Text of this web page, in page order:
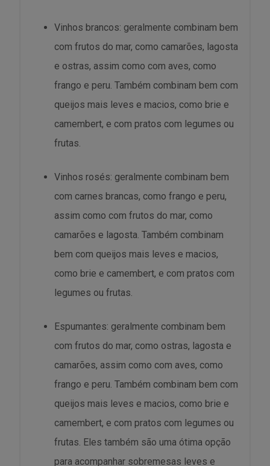
Vinhos brancos: geralmente combinam bem
com frutos do mar, como camarões, lagosta
e ostras, assim como com aves, como
frango e peru. Também combinam bem com
queijos mais leves e macios, como brie e
camembert, e com pratos com legumes ou
frutas.
Vinhos rosés: geralmente combinam bem
com carnes brancas, como frango e peru,
assim como com frutos do mar, como
camarões e lagosta. Também combinam
bem com queijos mais leves e macios,
como brie e camembert, e com pratos com
legumes ou frutas.
Espumantes: geralmente combinam bem
com frutos do mar, como ostras, lagosta e
camarões, assim como com aves, como
frango e peru. Também combinam bem com
queijos mais leves e macios, como brie e
camembert, e com pratos com legumes ou
frutas. Eles também são uma ótima opção
para acompanhar sobremesas leves e